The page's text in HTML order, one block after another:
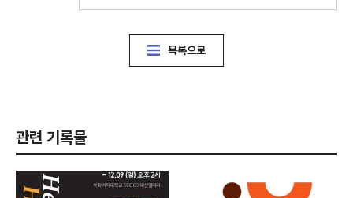
목록으로
관련 기록물